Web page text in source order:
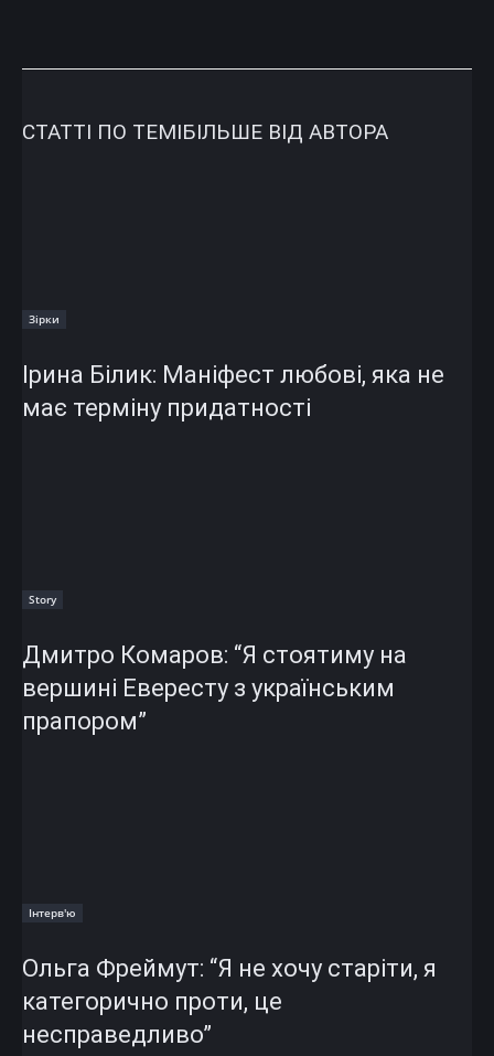
СТАТТІ ПО ТЕМІБІЛЬШЕ ВІД АВТОРА
Зірки
Ірина Білик: Маніфест любові, яка не
має терміну придатності
Story
Дмитро Комаров: “Я стоятиму на
вершині Евересту з українським
прапором”
Інтерв'ю
Ольга Фреймут: “Я не хочу старіти, я
категорично проти, це
несправедливо”